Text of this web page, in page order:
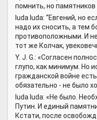
помнить, но
luda luda: “Евгений, но
надо их сносить, а тем
противоположными. И
тот же Колчак,
Y. J. G.: «Согласен
глупо, как минимум. Но
гражданской войне
обязательно - не было
luda luda: «Не было.
Путин. И единый
Кстати, после